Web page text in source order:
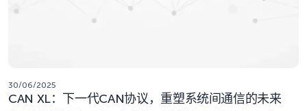
30/06/2025
CAN XL：下一代CAN协议，重塑系统间通信的未来